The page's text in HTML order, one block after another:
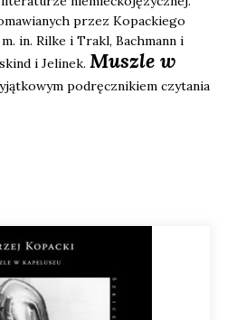
przez Kopac­kie­go
in. Ril­ke i Trakl, Bach­mann i
i Jeli­nek. Musz­le w
pod­ręcz­ni­kiem czy­ta­nia